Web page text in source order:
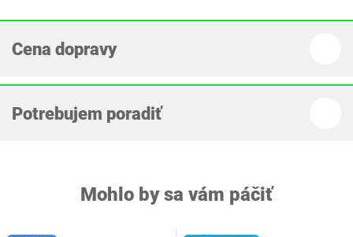
Cena dopravy
Potrebujem poradiť
Mohlo by sa vám páčiť